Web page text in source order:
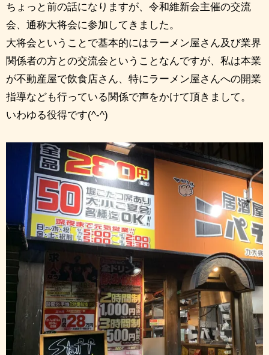
ちょっと前の話になりますが、令和維新会主催の交流
会、通称大将会に参加してきました。
大将会ということで基本的にはラーメン屋さん及び業界
関係者の方との交流会ということなんですが、私は本業
が不動産屋で飲食店さん、特にラーメン屋さんへの開業
指導なども行っている関係で声をかけて頂きまして。
いわゆる役得です(^-^)